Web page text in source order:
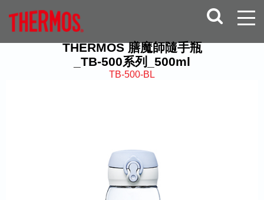
THERMOS 膳魔師隨手瓶
_TB-500系列_500ml
TB-500-BL